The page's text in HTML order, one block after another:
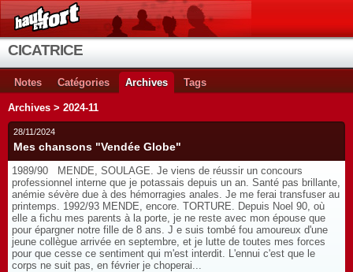
CICATRICE
Notes Catégories Archives Tags
Archives > 2024-11
28/11/2024
Mes chansons "Vendée Globe"
1989/90 MENDE, SOULAGE. Je viens de réussir un concours
professionnel interne que je potassais depuis un an. Santé pas brillante,
anémie sévère due à des hémorragies anales. Je me ferai transfuser au
printemps. 1992/93 MENDE, encore. TORTURE. Depuis Noel 90, où
elle a fichu mes parents à la porte, je ne reste avec mon épouse que
pour épargner notre fille de 8 ans. J e suis tombé fou amoureux d'une
jeune collègue arrivée en septembre, et je lutte de toutes mes forces
pour que cesse ce sentiment qui m'est interdit. L'ennui c'est que le
corps ne suit pas, en février je choperai...